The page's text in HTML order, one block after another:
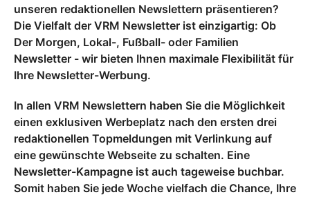
unseren redaktionellen Newslettern präsentieren?
Die Vielfalt der VRM Newsletter ist einzigartig: Ob
Der Morgen, Lokal-, Fußball- oder Familien
Newsletter - wir bieten Ihnen maximale Flexibilität für
Ihre Newsletter-Werbung.
In allen VRM Newslettern haben Sie die Möglichkeit
einen exklusiven Werbeplatz nach den ersten drei
redaktionellen Topmeldungen mit Verlinkung auf
eine gewünschte Webseite zu schalten. Eine
Newsletter-Kampagne ist auch tageweise buchbar.
Somit haben Sie jede Woche vielfach die Chance, Ihre